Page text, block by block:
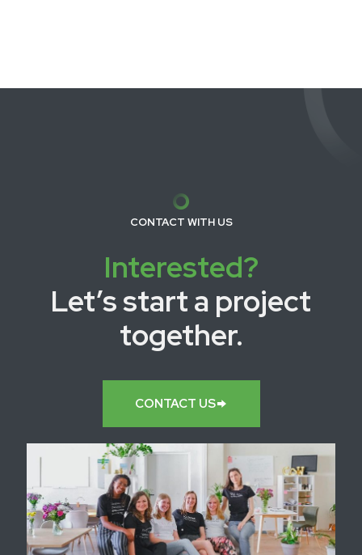
CONTACT WITH US
Interested?
Let’s start a project
together.
CONTACT US